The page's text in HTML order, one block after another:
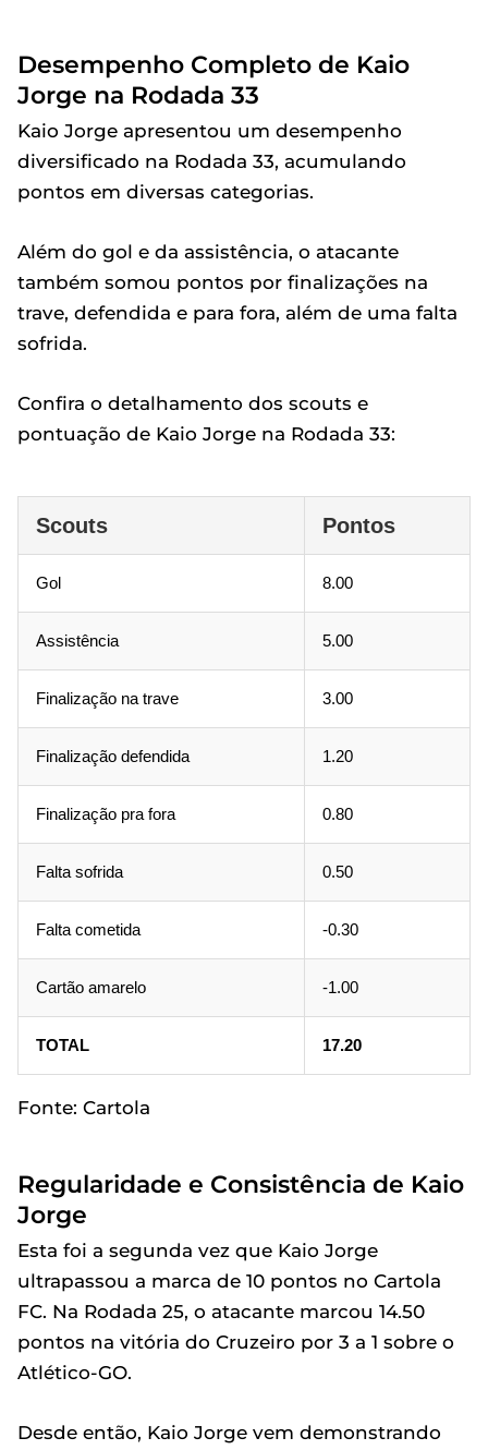
Desempenho Completo de Kaio
Jorge na Rodada 33
Kaio Jorge apresentou um desempenho
diversificado na Rodada 33, acumulando
pontos em diversas categorias.
Além do gol e da assistência, o atacante
também somou pontos por finalizações na
trave, defendida e para fora, além de uma falta
sofrida.
Confira o detalhamento dos scouts e
pontuação de Kaio Jorge na Rodada 33:
Scouts Pontos
Gol 8.00
Assistência 5.00
Finalização na trave 3.00
Finalização defendida 1.20
Finalização pra fora 0.80
Falta sofrida 0.50
Falta cometida -0.30
Cartão amarelo -1.00
TOTAL 17.20
Fonte: Cartola
Regularidade e Consistência de Kaio
Jorge
Esta foi a segunda vez que Kaio Jorge
ultrapassou a marca de 10 pontos no Cartola
FC. Na Rodada 25, o atacante marcou 14.50
pontos na vitória do Cruzeiro por 3 a 1 sobre o
Atlético-GO.
Desde então, Kaio Jorge vem demonstrando